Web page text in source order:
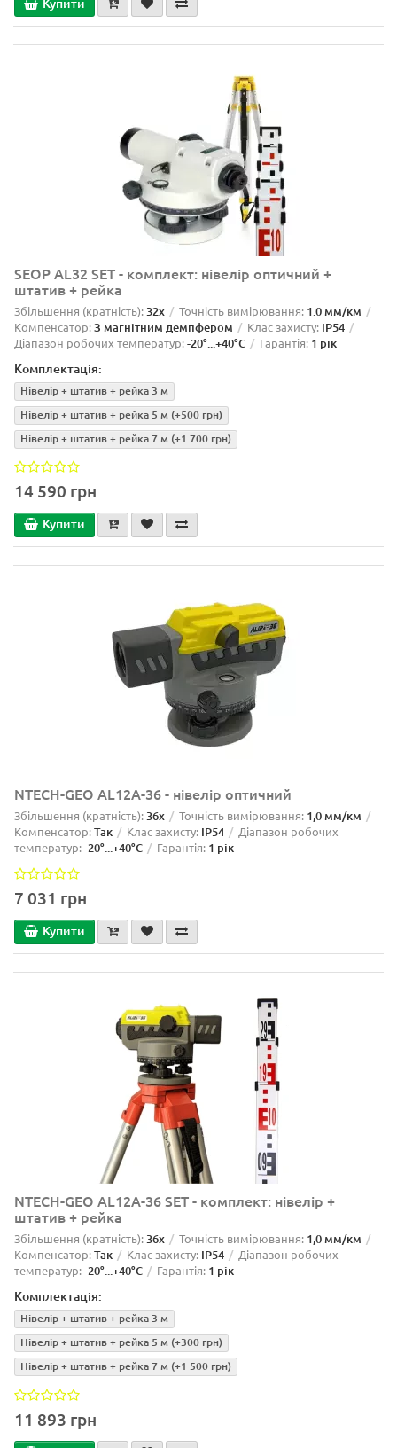
SEOP AL32 SET - комплект: нівелір оптичний +
штатив + рейка
Збільшення (кратність): 32x Точність вимірювання: 1.0 мм/км
Компенсатор:З магнітним демпфером Клас захисту: IP54
Діапазон робочих температур:-20°...+40°C Гарантія: 1 рік
Комплектація:
Нівелір + штатив + рейка 3 м
Нівелір + штатив + рейка 5 м (+500 грн)
Нівелір + штатив + рейка 7 м (+1 700 грн)
14 590 грн
Купити
NTECH-GEO AL12A-36 - нівелір оптичний
Збільшення (кратність):36x Точність вимірювання: 1,0 мм/км
Компенсатор:Так Клас захисту: IP54
Діапазон робочих
температур:-20°...+40°C Гарантія: 1 рік
7 031 грн
Купити
NTECH-GEO AL12A-36 SET - комплект: нівелір +
штатив + рейка
Збільшення (кратність):36x Точність вимірювання: 1,0 мм/км
Компенсатор:Так Клас захисту: IP54
Діапазон робочих
температур:-20°...+40°C Гарантія: 1 рік
Комплектація:
Нівелір + штатив + рейка 3 м
Нівелір + штатив + рейка 5 м (+300 грн)
Нівелір + штатив + рейка 7 м (+1 500 грн)
11 893 грн